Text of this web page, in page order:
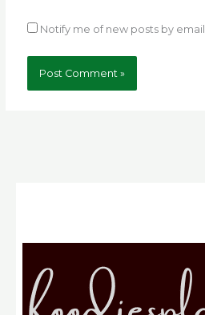
Notify me of new posts by email.